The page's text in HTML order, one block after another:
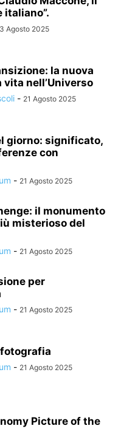
italiano”.
Agosto 2025
la nuova
vita nell’Universo
- 21 Agosto 2025
giorno: significato,
con
- 21 Agosto 2025
il monumento
misterioso del
- 21 Agosto 2025
per
- 21 Agosto 2025
- 21 Agosto 2025
Picture of the